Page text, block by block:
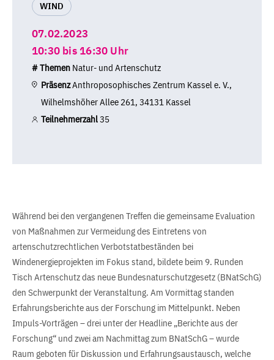
WIND
07.02.2023
10:30 bis 16:30 Uhr
# Themen Natur- und Artenschutz
PräsenzAnthroposophisches Zentrum Kassel e. V.,
Wilhelmshöher Allee 261, 34131 Kassel
Teilnehmerzahl35
Während bei den vergangenen Treffen die gemeinsame Evaluation
von Maßnahmen zur Vermeidung des Eintretens von
artenschutzrechtlichen Verbotstatbeständen bei
Windenergieprojekten im Fokus stand, bildete beim 9. Runden
Tisch Artenschutz das neue Bundesnaturschutzgesetz (BNatSchG)
den Schwerpunkt der Veranstaltung. Am Vormittag standen
Erfahrungsberichte aus der Forschung im Mittelpunkt. Neben
Impuls-Vorträgen – drei unter der Headline „Berichte aus der
Forschung“ und zwei am Nachmittag zum BNatSchG – wurde
Raum geboten für Diskussion und Erfahrungsaustausch, welche